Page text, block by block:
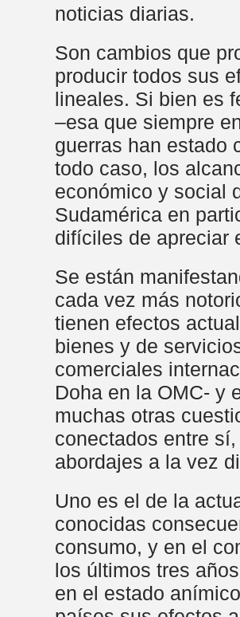
noticias diarias.
Son cambios que
producir todos sus
lineales. Si bien es
–esa que siempre
guerras han estado
todo caso, los
económico y social
Sudamérica en
difíciles de apreciar
Se están
cada vez más
tienen efectos
bienes y de
comerciales
Doha en la OMC- y
muchas otras
conectados entre
abordajes a la vez
Uno es el de la
conocidas
consumo, y en el
los últimos tres
en el estado